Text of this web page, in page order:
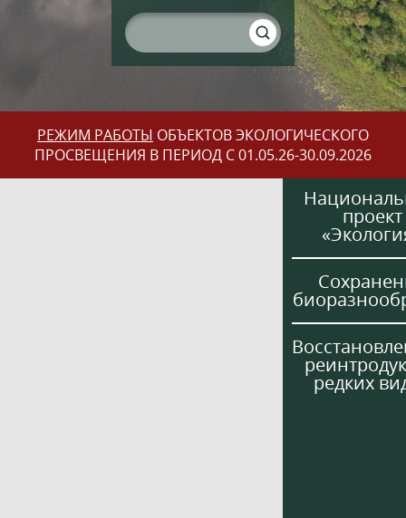
РЕЖИМ РАБОТЫ ОБЪЕКТОВ ЭКОЛОГИЧЕСКОГО
ПРОСВЕЩЕНИЯ В ПЕРИОД С 01.05.26-30.09.2026
проект
редких